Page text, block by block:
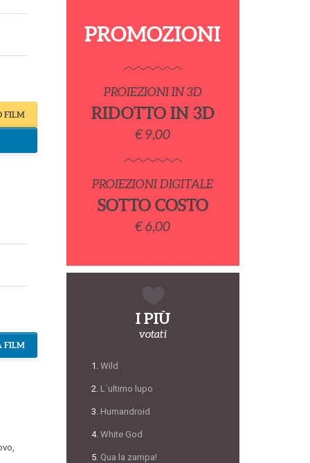
FILM
,
FILM
PROMOZIONI
PROIEZIONI IN 3D
RIDOTTO IN 3D
€ 9,00
PROIEZIONI DIGITALE
SOTTO COSTO
€ 6,00
I PIÙ
votati
Wild
L´ultimo lupo
Humandroid
White God
Qua la zampa!